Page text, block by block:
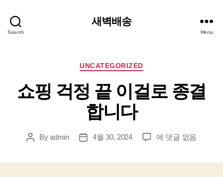
Search
새벽배송
Menu
Categories
UNCATEGORIZED
쇼핑 걱정 끝 이걸로 종결
합니다
PostByadmin
Post4월 30, 2024
쇼
에 댓글 없음